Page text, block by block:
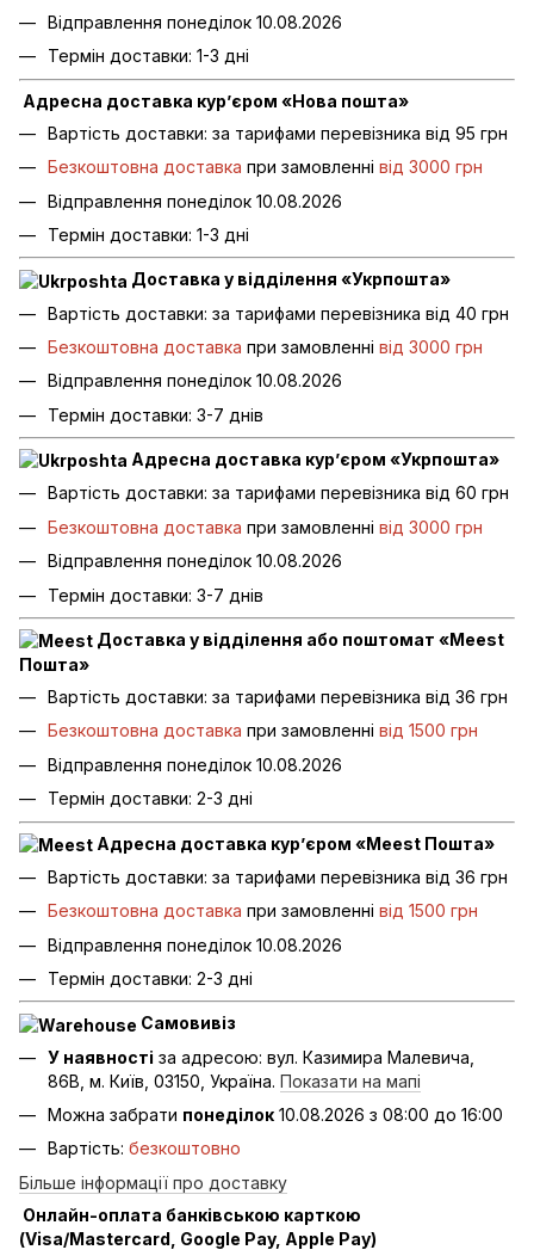
Відправлення понеділок 10.08.2026
Термін доставки: 1-3 дні
Адресна доставка кур’єром «Нова пошта»
Вартість доставки: за тарифами перевізника від 95 грн
Безкоштовна доставка при замовленні від 3000 грн
Відправлення понеділок 10.08.2026
Термін доставки: 1-3 дні
Доставка у відділення «Укрпошта»
Вартість доставки: за тарифами перевізника від 40 грн
Безкоштовна доставка при замовленні від 3000 грн
Відправлення понеділок 10.08.2026
Термін доставки: 3-7 днів
Адресна доставка кур’єром «Укрпошта»
Вартість доставки: за тарифами перевізника від 60 грн
Безкоштовна доставка при замовленні від 3000 грн
Відправлення понеділок 10.08.2026
Термін доставки: 3-7 днів
Доставка у відділення або поштомат «Meest
Пошта»
Вартість доставки: за тарифами перевізника від 36 грн
Безкоштовна доставка при замовленні від 1500 грн
Відправлення понеділок 10.08.2026
Термін доставки: 2-3 дні
Адресна доставка кур’єром «Meest Пошта»
Вартість доставки: за тарифами перевізника від 36 грн
Безкоштовна доставка при замовленні від 1500 грн
Відправлення понеділок 10.08.2026
Термін доставки: 2-3 дні
Самовивіз
У наявності за адресою: вул. Казимира Малевича,
86В, м. Київ, 03150, Україна. Показати на мапі
Можна забрати понеділок 10.08.2026 з 08:00 до 16:00
Вартість: безкоштовно
Більше інформації про доставку
Онлайн-оплата банківською карткою
(Visa/Mastercard, Google Pay, Apple Pay)